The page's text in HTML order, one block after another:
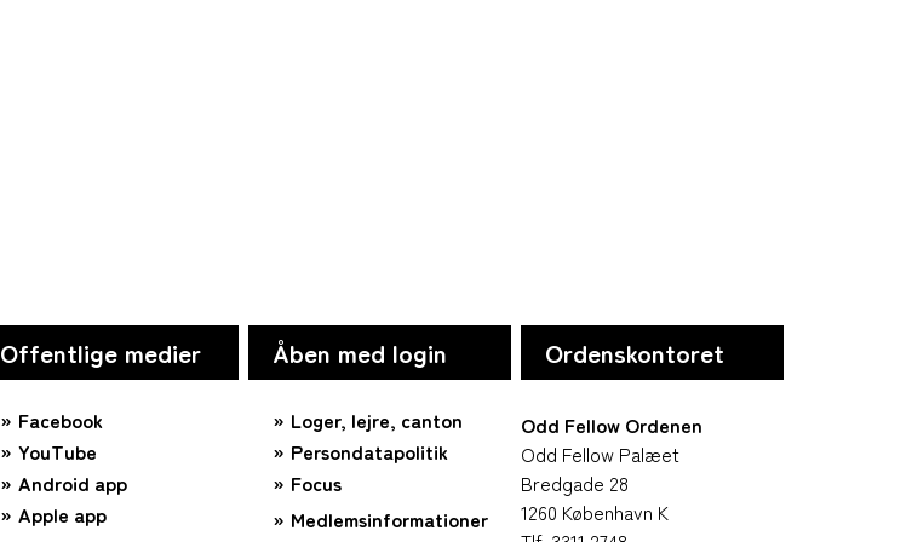
Offentlige medier
Facebook
YouTube
Android app
Apple app
Åben med login
Loger, lejre, canton
Persondatapolitik
Focus
Medlemsinformationer
Ordenskontoret
Odd Fellow Ordenen
Odd Fellow Palæet
Bredgade 28
1260 København K